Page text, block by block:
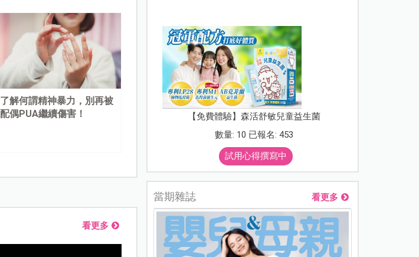
了解何謂精神暴力，別再被
配偶PUA繼續傷害！
看更多
【免費體驗】森活舒敏兒童益生菌
數量: 10 已報名: 453
試用心得撰寫中
當期雜誌 看更多